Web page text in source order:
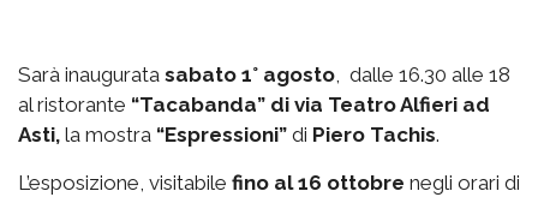
Sarà inaugurata sabato 1° agosto, dalle 16.30 alle 18
al ristorante “Tacabanda” di via Teatro Alfieri ad
Asti, la mostra “Espressioni” di Piero Tachis.
L’esposizione, visitabile fino al 16 ottobre negli orari di